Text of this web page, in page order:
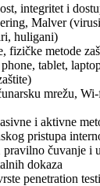
integritet i
Malver
huligani)
fizičke metode
tablet,
mrežu,
i aktivne
pristupa
čuvanje i
dokaza
penetration